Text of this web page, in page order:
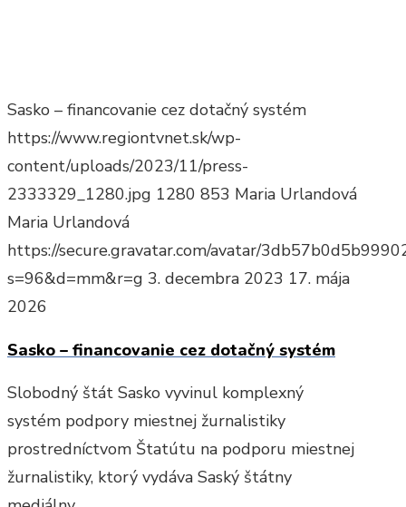
Sasko – financovanie cez dotačný systém
https://www.regiontvnet.sk/wp-
content/uploads/2023/11/press-
2333329_1280.jpg 1280 853 Maria Urlandová
Maria Urlandová
https://secure.gravatar.com/avatar/
s=96&d=mm&r=g 3. decembra 2023 17. mája
2026
Sasko – financovanie cez dotačný systém
Slobodný štát Sasko vyvinul komplexný
systém podpory miestnej žurnalistiky
prostredníctvom Štatútu na podporu miestnej
žurnalistiky, ktorý vydáva Saský štátny